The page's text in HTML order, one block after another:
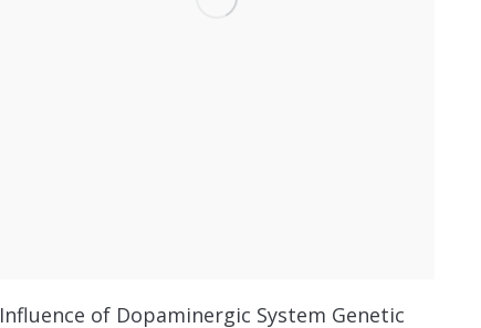
Influence of Dopaminergic System Genetic